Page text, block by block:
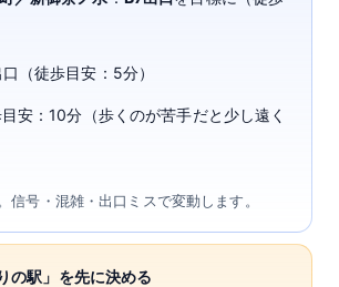
（徒歩目安：5分）
目安：10分（歩くのが苦手だと少し遠く
信号・混雑・出口ミスで変動します。
の駅」を先に決める